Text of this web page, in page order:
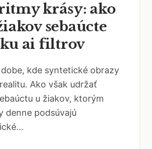
krásy: ako
sebaúcte
ai filtrov
dobe, kde syntetické obrazy
Ako však udržať
u žiakov, ktorým
denne podsúvajú